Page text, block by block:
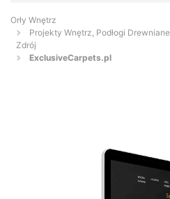
Orły Wnętrz
Projekty Wnętrz, Podłogi
Zdrój
ExclusiveCarpets.pl